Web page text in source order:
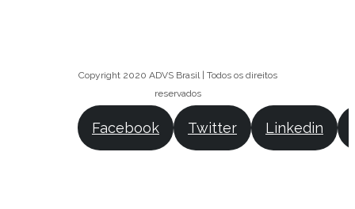
Copyright 2020 ADVS Brasil | Todos os direitos
reservados
Facebook Twitter Linkedin